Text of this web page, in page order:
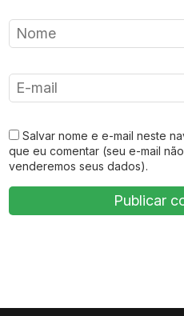
Salvar nome e e-mail neste
que eu comentar (seu e-mail
venderemos seus dados).